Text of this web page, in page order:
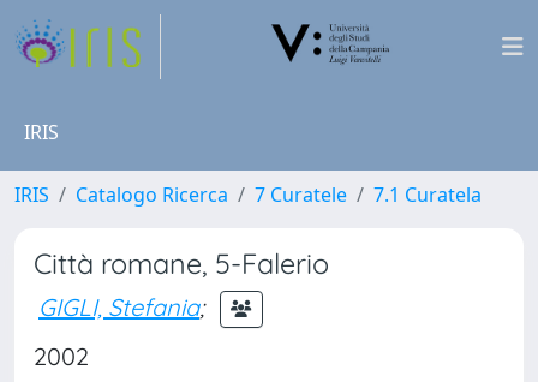
IRIS
IRIS Catalogo Ricerca 7 Curatele 7.1 Curatela
Città romane, 5-Falerio
GIGLI, Stefania;
2002